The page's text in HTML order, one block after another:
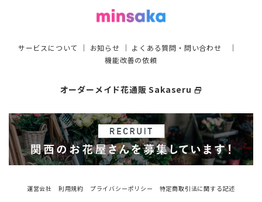
サービスについて ｜ お知らせ ｜ よくある質問・問い合わせ ｜
機能改善の依頼
オーダーメイド花通販 Sakaseru select_window
運営会社 利用規約 プライバシーポリシー
特定商取引法に関する記述